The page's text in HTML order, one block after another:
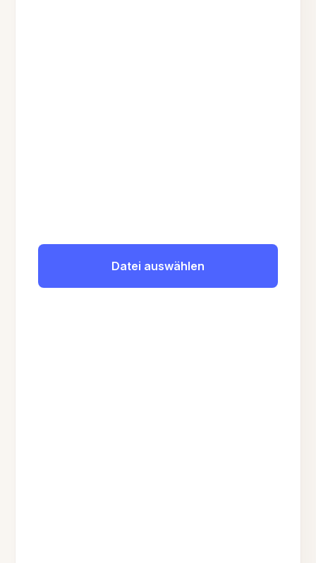
Datei auswählen